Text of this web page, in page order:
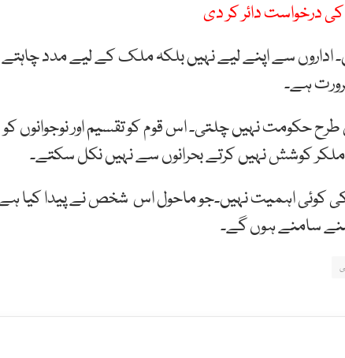
درخواست دائر کر دی
اداروں سے اپنے لیے نہیں بلکہ ملک کے لیے مدد چاہتے
ہے۔
حکومت نہیں چلتی۔ اس قوم کو تقسیم اور نوجوانوں کو
کوشش نہیں کرتے بحرانوں سے نہیں نکل سکتے۔
کی کوئی اہمیت نہیں۔جو ماحول اس شخص نے پیدا کیا
سامنے ہوں گے۔